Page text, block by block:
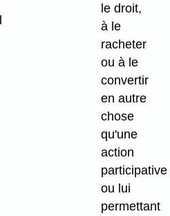
le droit,
à le
racheter
ou à le
convertir
en autre
chose
qu'une
action
participative
ou lui
permettant